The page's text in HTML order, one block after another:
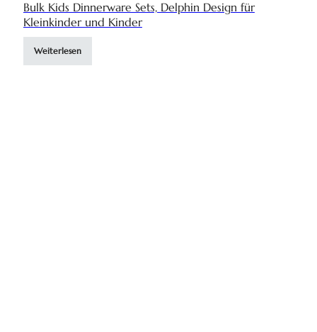
Bulk Kids Dinnerware Sets, Delphin Design für
Kleinkinder und Kinder
Weiterlesen